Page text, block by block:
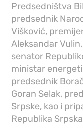
Predsedništva
predsednik
Višković,
Aleksandar
senator
ministar
predsednik
Goran Selak,
Srpske, kao i
Republika